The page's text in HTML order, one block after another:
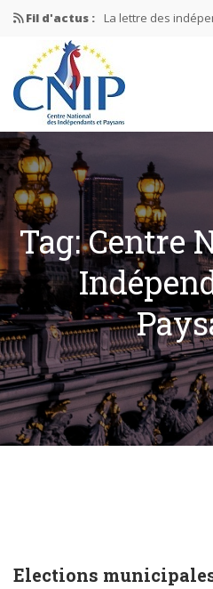
Fil d'actus : La lettre des
La lettre des
La lettre des
Mission nationale
La lettre des
Tag: Centre
Elections